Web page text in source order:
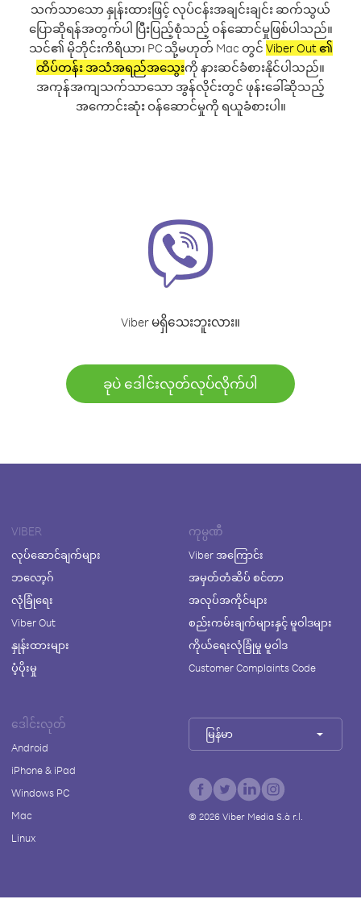
သက်သာသော နှုန်းထားဖြင့် လုပ်ငန်းအချင်းချင်း ဆက်သွယ်
ပြောဆိုရန်အတွက်ပါ ပြီးပြည့်စုံသည့် ဝန်ဆောင်မှုဖြစ်ပါသည်။
သင်၏ မိုဘိုင်းကိရိယာ၊ PC သို့မဟုတ် Mac တွင် Viber Out ၏
ထိပ်တန်း အသံအရည်အသွေးကို နားဆင်ခံစားနိုင်ပါသည်။
အကုန်အကျသက်သာသော အွန်လိုင်းတွင် ဖုန်းခေါ်ဆိုသည့်
အကောင်းဆုံး ဝန်ဆောင်မှုကို ရယူခံစားပါ။
Viber မရှိသေးဘူးလား။
ခုပဲ ဒေါင်းလုတ်လုပ်လိုက်ပါ
VIBER
လုပ်ဆောင်ချက်များ
ဘလော့ဂ်
လုံခြုံရေး
Viber Out
နှုန်းထားများ
ပံ့ပိုးမှု
ကုမ္ပဏီ
Viber အကြောင်း
အမှတ်တံဆိပ် စင်တာ
အလုပ်အကိုင်များ
စည်းကမ်းချက်များနှင့် မူဝါဒများ
ကိုယ်ရေးလုံခြုံမှု မူဝါဒ
Customer Complaints Code
ဒေါင်းလုတ်
Android
iPhone & iPad
Windows PC
Mac
Linux
မြန်မာ
© 2026Viber Media S.à r.l.